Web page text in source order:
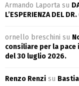
Armando Laporta su
L’ESPERIENZA DEL
ornello breschini su
consiliare per la
del 30 luglio 2026.
Renzo Renzi su